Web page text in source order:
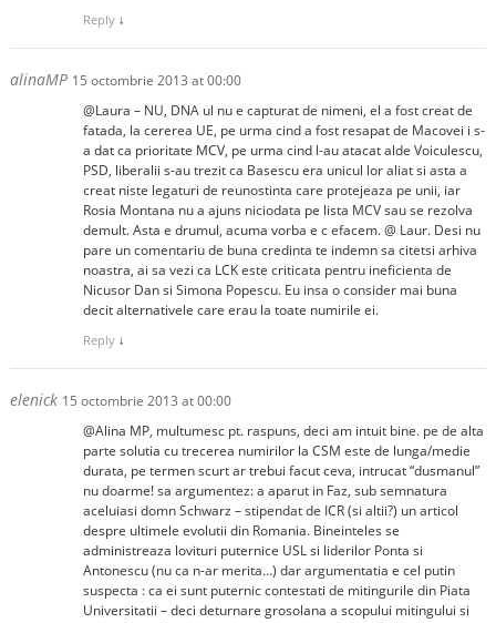
Reply ↓
alinaMP 15 octombrie 2013 at 00:00
@Laura – NU, DNA ul nu e capturat de nimeni, el a fost creat de
fatada, la cererea UE, pe urma cind a fost resapat de Macovei i s-
a dat ca prioritate MCV, pe urma cind l-au atacat alde Voiculescu,
PSD, liberalii s-au trezit ca Basescu era unicul lor aliat si asta a
creat niste legaturi de reunostinta care protejeaza pe unii, iar
Rosia Montana nu a ajuns niciodata pe lista MCV sau se rezolva
demult. Asta e drumul, acuma vorba e c efacem. @ Laur. Desi nu
pare un comentariu de buna credinta te indemn sa citetsi arhiva
noastra, ai sa vezi ca LCK este criticata pentru ineficienta de
Nicusor Dan si Simona Popescu. Eu insa o consider mai buna
decit alternativele care erau la toate numirile ei.
Reply ↓
elenick 15 octombrie 2013 at 00:00
@Alina MP, multumesc pt. raspuns, deci am intuit bine. pe de alta
parte solutia cu trecerea numirilor la CSM este de lunga/medie
durata, pe termen scurt ar trebui facut ceva, intrucat “dusmanul”
nu doarme! sa argumentez: a aparut in Faz, sub semnatura
aceluiasi domn Schwarz – stipendat de ICR (si altii?) un articol
despre ultimele evolutii din Romania. Bineinteles se
administreaza lovituri puternice USL si liderilor Ponta si
Antonescu (nu ca n-ar merita…) dar argumentatia e cel putin
suspecta : ca ei sunt puternic contestati de mitingurile din Piata
Universitatii – deci deturnare grosolana a scopului mitingului si